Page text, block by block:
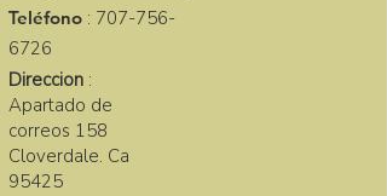
Teléfono : 707-756-
6726
Direccion :
Apartado de
correos 158
Cloverdale. Ca
95425